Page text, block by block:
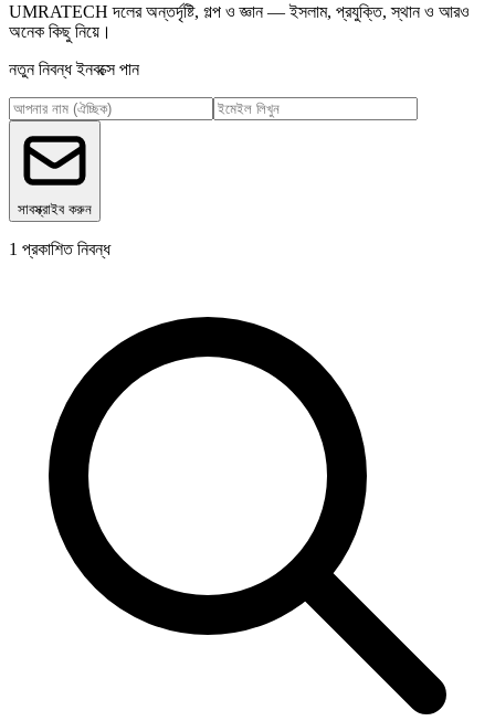
UMRATECH দলের অন্তর্দৃষ্টি, গল্প ও জ্ঞান — ইসলাম, প্রযুক্তি, স্থান ও আরও
অনেক কিছু নিয়ে।
নতুন নিবন্ধ ইনবক্সে পান
সাবস্ক্রাইব করুন
1 প্রকাশিত নিবন্ধ